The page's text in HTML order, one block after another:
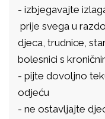
- izbjegavajte
prije svega u
djeca, trudnice,
bolesnici s
- pijte dovoljno
odjeću
- ne ostavljajte